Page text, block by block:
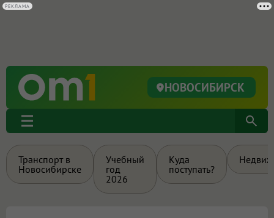
НОВОСИБИРСК
Транспорт в
Новосибирске
Учебный
год
2026
Куда
поступать?
РЕКЛАМА